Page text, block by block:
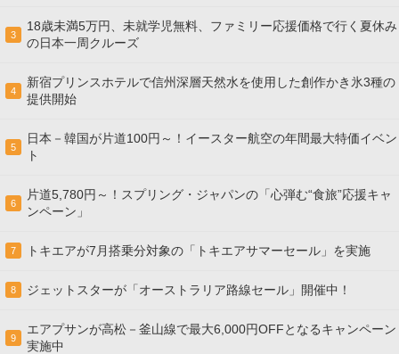
3
18歳未満5万円、未就学児無料、ファミリー応援価格で行く夏休み
の日本一周クルーズ
4
新宿プリンスホテルで信州深層天然水を使用した創作かき氷3種の
提供開始
5
日本－韓国が片道100円～！イースター航空の年間最大特価イベン
ト
6
片道5,780円～！スプリング・ジャパンの「心弾む“食旅”応援キャ
ンペーン」
7 トキエアが7月搭乗分対象の「トキエアサマーセール」を実施
8 ジェットスターが「オーストラリア路線セール」開催中！
9
エアプサンが高松－釜山線で最大6,000円OFFとなるキャンペーン
実施中